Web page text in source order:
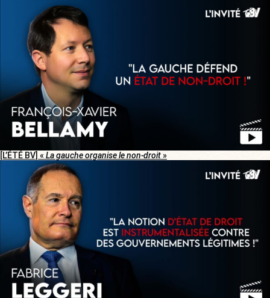
[L’ÉTÉ BV] « La gauche organise le non-droit»